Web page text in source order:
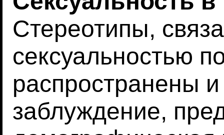
Стереотипы,
сексуальностью
распространены
заблуждение,